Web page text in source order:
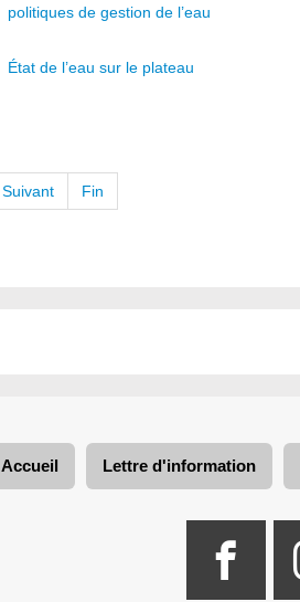
politiques de gestion de l’eau
État de l’eau sur le plateau
Suivant Fin
Accueil Lettre d'information